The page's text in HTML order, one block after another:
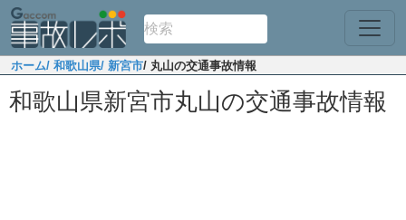
ホーム/ 和歌山県/ 新宮市/ 丸山の交通事故情報
和歌山県新宮市丸山の交通事故情報